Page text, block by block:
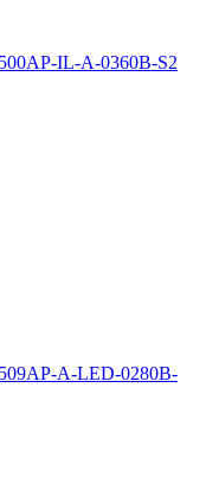
IL-A-0360B-S2
A-LED-0280B-